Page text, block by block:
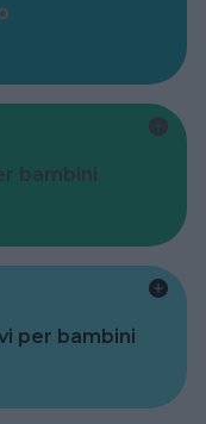
bambini
per bambini